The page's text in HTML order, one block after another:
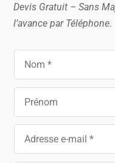
Devis Gratuit – Sans
l’avance par Téléphone.